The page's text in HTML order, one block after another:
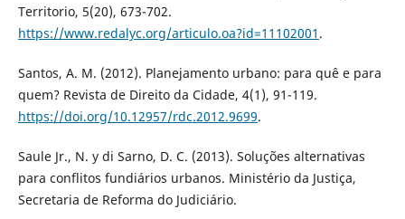
Territorio, 5(20), 673-702.
https://www.redalyc.org/articulo.oa?id=11102001 .
Santos, A. M. (2012). Planejamento urbano: para quê e para
quem? Revista de Direito da Cidade, 4(1), 91-119.
https://doi.org/10.12957/rdc.2012.9699.
Saule Jr., N. y di Sarno, D. C. (2013). Soluções alternativas
para conflitos fundiários urbanos. Ministério da Justiça,
Secretaria de Reforma do Judiciário.